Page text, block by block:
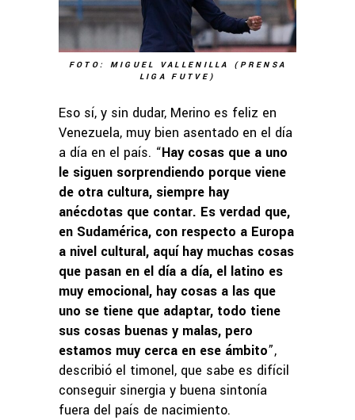
FOTO: MIGUEL VALLENILLA (PRENSA
LIGA FUTVE)
Eso sí, y sin dudar, Merino es feliz en
Venezuela, muy bien asentado en el día
a día en el país. “Hay cosas que a uno
le siguen sorprendiendo porque viene
de otra cultura, siempre hay
anécdotas que contar. Es verdad que,
en Sudamérica, con respecto a Europa
a nivel cultural, aquí hay muchas cosas
que pasan en el día a día, el latino es
muy emocional, hay cosas a las que
uno se tiene que adaptar, todo tiene
sus cosas buenas y malas, pero
estamos muy cerca en ese ámbito”,
describió el timonel, que sabe es difícil
conseguir sinergia y buena sintonía
fuera del país de nacimiento.